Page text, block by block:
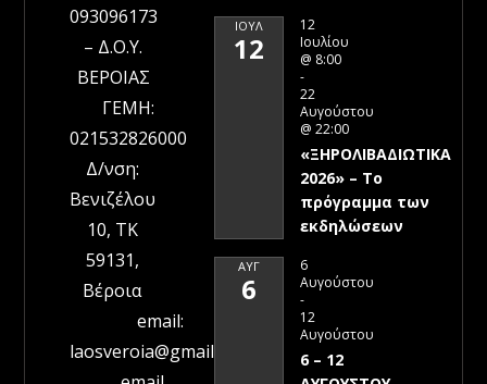
093096173
– Δ.Ο.Υ.
ΒΕΡΟΙΑΣ
ΓΕΜΗ:
021532826000
Δ/νση:
Βενιζέλου
10, ΤΚ
59131,
Βέροια
email:
laosveroia@gmail.com
ΙΟΎΛ
12
12
Ιουλίου
@ 8:00
-
22
Αυγούστου
@ 22:00
«ΞΗΡΟΛΙΒΑΔΙΩΤΙΚΑ
2026» – To
πρόγραμμα των
εκδηλώσεων
ΑΥΓ
6
6
Αυγούστου
-
12
Αυγούστου
6 – 12